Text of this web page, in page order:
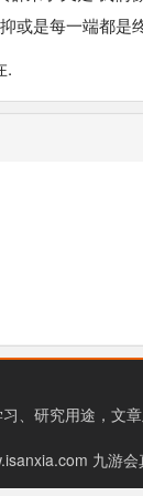
或是每一端都是
.
、研究用途，文
九游